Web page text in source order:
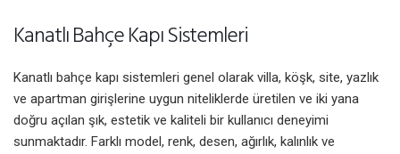
Kanatlı Bahçe Kapı Sistemleri
Kanatlı bahçe kapı sistemleri genel olarak villa, köşk, site, yazlık
ve apartman girişlerine uygun niteliklerde üretilen ve iki yana
doğru açılan şık, estetik ve kaliteli bir kullanıcı deneyimi
sunmaktadır. Farklı model, renk, desen, ağırlık, kalınlık ve